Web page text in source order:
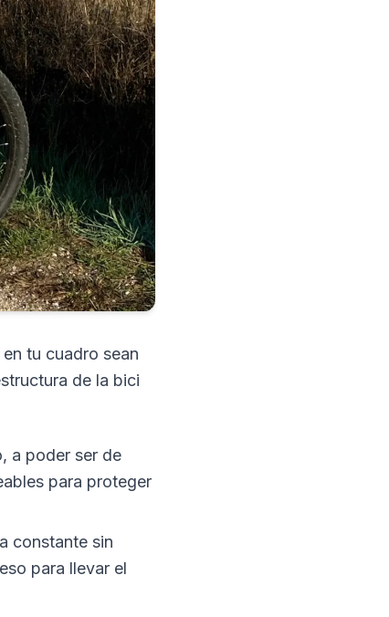
tu cuadro sean
de la bici
a poder ser de
para proteger
constante sin
para llevar el